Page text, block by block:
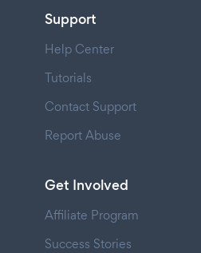
Support
Help Center
Tutorials
Contact Support
Report Abuse
Get Involved
Affiliate Program
Success Stories